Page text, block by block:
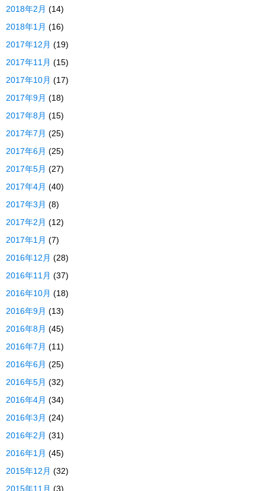
2018年2月 (14)
2018年1月 (16)
2017年12月 (19)
2017年11月 (15)
2017年10月 (17)
2017年9月 (18)
2017年8月 (15)
2017年7月 (25)
2017年6月 (25)
2017年5月 (27)
2017年4月 (40)
2017年3月 (8)
2017年2月 (12)
2017年1月 (7)
2016年12月 (28)
2016年11月 (37)
2016年10月 (18)
2016年9月 (13)
2016年8月 (45)
2016年7月 (11)
2016年6月 (25)
2016年5月 (32)
2016年4月 (34)
2016年3月 (24)
2016年2月 (31)
2016年1月 (45)
2015年12月 (32)
2015年11月 (3)